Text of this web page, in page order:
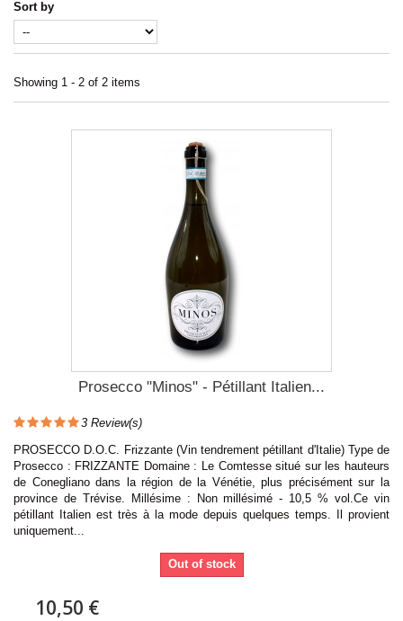
Sort by
Showing 1 - 2 of 2 items
Prosecco "Minos" - Pétillant Italien...
3 Review(s)
PROSECCO D.O.C. Frizzante (Vin tendrement pétillant d'Italie) Type de
Prosecco : FRIZZANTE Domaine : Le Comtesse situé sur les hauteurs
de Conegliano dans la région de la Vénétie, plus précisément sur la
province de Trévise. Millésime : Non millésimé - 10,5 % vol.Ce vin
pétillant Italien est très à la mode depuis quelques temps. Il provient
uniquement...
Out of stock
10,50 €